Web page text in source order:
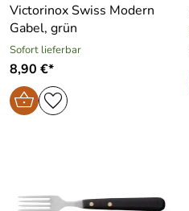
Victorinox Swiss Modern
Gabel, grün
Sofort lieferbar
8,90 €*